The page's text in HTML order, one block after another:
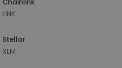
LINK
Stellar
XLM